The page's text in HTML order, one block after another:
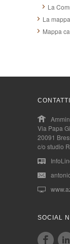
La
La
Mappa
CONTATTI
Via Papa
20091
c/o studio
SOCIAL